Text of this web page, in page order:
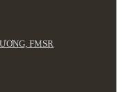
FMSR